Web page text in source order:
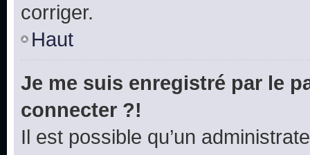
corriger.
Haut
Je me suis enregistré par le
connecter ?!
Il est possible qu’un